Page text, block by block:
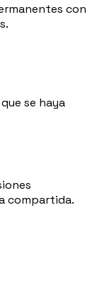
con
se haya
compartida.